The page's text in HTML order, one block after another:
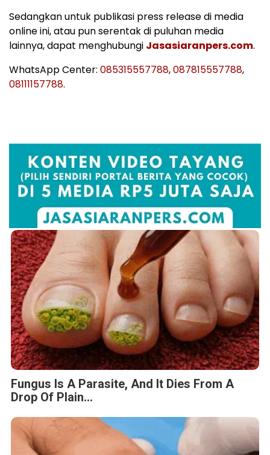
Sedangkan untuk publikasi press release di media
online ini, atau pun serentak di puluhan media
lainnya, dapat menghubungi Jasasiaranpers.com.
WhatsApp Center: 085315557788,087815557788,
08111157788.
Fungus Is A Parasite, And It Dies From A
Drop Of Plain...